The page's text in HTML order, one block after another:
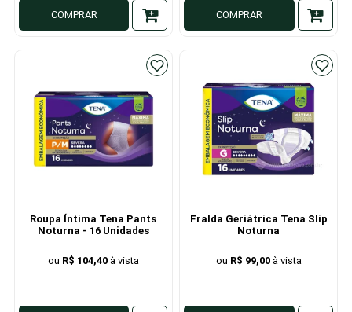
COMPRAR COMPRAR
Roupa Íntima Tena Pants
Noturna - 16 Unidades
R$ 104,40
Fralda Geriátrica Tena Slip
Noturna
R$ 99,00